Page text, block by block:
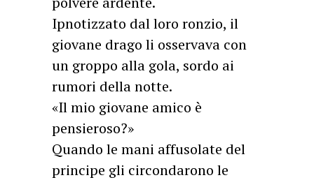
Ipnotizzato dal loro ronzio, il
giovane drago li osservava con
un groppo alla gola, sordo ai
rumori della notte.
«Il mio giovane amico è
pensieroso?»
Quando le mani affusolate del
principe gli circondarono le